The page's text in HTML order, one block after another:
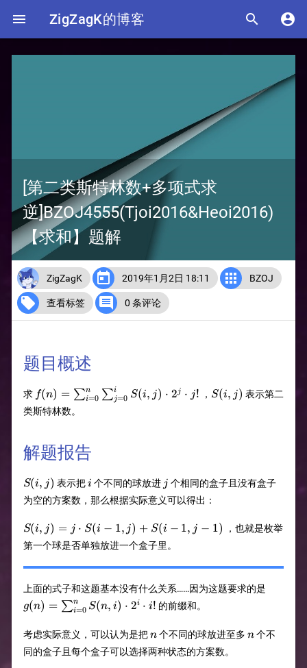
 ZigZagK的博客  
[第二类斯特林数+多项式求
逆]BZOJ4555(Tjoi2016&Heoi2016)
【求和】题解
ZigZagK  2019年1月2日 18:11  BZOJ
 查看标签  0 条评论
题目概述
求
j!
f(n) = ∑i=0
n ∑j=0
i S(i, j) ⋅ 2j ⋅ j! ， S(i,j)
S(i, j) 表示第二
类斯特林数。
解题报告
S(i,j)
S(i, j) 表示把i
i 个不同的球放进 jj 个相同的盒子且没有盒子
为空的方案数，那么根据实际意义可以得出：
S(i,j)=j\cdot
S(i-1,j)+S(i-
1,j-1)
S(i, j) = j ⋅ S(i − 1, j) + S(i − 1, j − 1)
，也就是枚举
第一个球是否单独放进一个盒子里。
上面的式子和这题基本没有什么关系……因为这题要求的是
g(n) = ∑i=0
n S(n, i) ⋅ 2i ⋅ i! 的前缀和。
考虑实际意义，可以认为是把n
n个不同的球放进至多 n
n个不
同的盒子且每个盒子可以选择两种状态的方案数。